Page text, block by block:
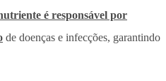
é responsável por
de doenças e infecções, garantindo